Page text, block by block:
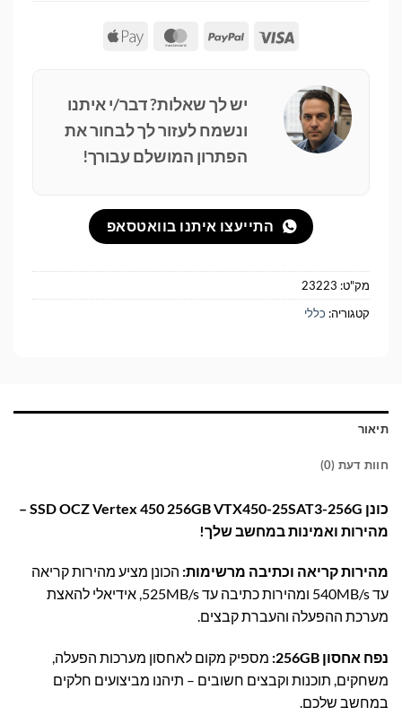
Visa
PayPal
MasterCard
Apple
יש לך שאלות? דבר/י איתנו
ונשמח לעזור לך לבחור את
הפתרון המושלם עבורך!
התייעצו איתנו בוואטסאפ
מק"ט: 23223
קטגוריה: כללי
תיאור
חוות דעת (0)
כונן SSD OCZ Vertex 450 256GB VTX450-25SAT3-256G –
מהירות ואמינות במחשב שלך!
מהירות קריאה וכתיבה מרשימות: הכונן מציע מהירות קריאה
עד 540MB/s ומהירות כתיבה עד 525MB/s, אידיאלי להאצת
מערכת ההפעלה והעברת קבצים.
נפח אחסון 256GB:
מספיק מקום לאחסון מערכות הפעלה,
משחקים, תוכנות וקבצים חשובים – תיהנו מביצועים חלקים
במחשב שלכם.